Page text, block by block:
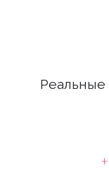
Реальные